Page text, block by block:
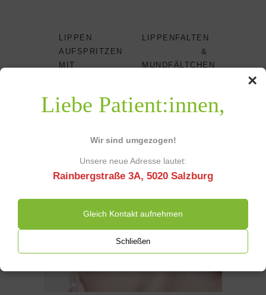
LIPPEN
AUFSPRITZEN
MIT
EIGENFETT
EINTRAG
LIPPENFALTEN
&
MUNDFÄLTCHEN
EINTRAG
×
Liebe Patient:innen,
Wir sind umgezogen!
Unsere neue Adresse lautet:
Rainbergstraße 3A, 5020 Salzburg
Gleich Kontakt aufnehmen
Schließen